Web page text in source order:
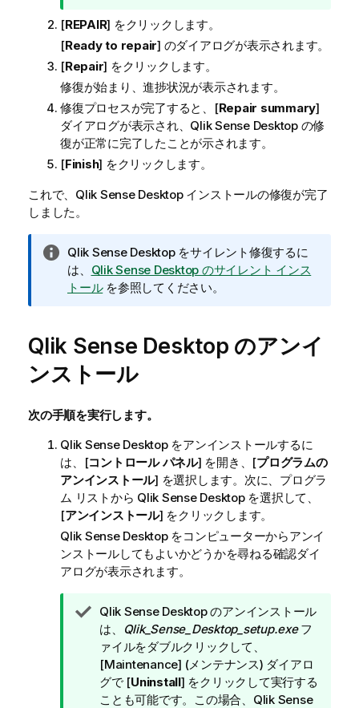
[REPAIR] をクリックします。
[Ready to repair] のダイアログが表示されます。
[Repair] をクリックします。
修復が始まり、進捗状況が表示されます。
修復プロセスが完了すると、[Repair summary]
ダイアログが表示され、 Qlik Sense Desktopの修
復が正常に完了したことが示されます。
[Finish] をクリックします。
これで、 Qlik Sense Desktopインストールの修復が完了
しました。
情
報
メ
Qlik Sense Desktopをサイレント修復するに
は、 Qlik Sense Desktop のサイレント インス
トールを参照してください。
Qlik Sense Desktop のアンイ
ンストール
次の手順を実行します。
Qlik Sense Desktopをアンインストールするに
は、[コントロール パネル] を開き、[プログラムの
アンインストール] を選択します。次に、プログラ
ム リストから Qlik Sense Desktopを選択して、
[アンインストール] をクリックします。
Qlik Sense Desktopをコンピューターからアンイ
ンストールしてもよいかどうかを尋ねる確認ダイ
アログが表示されます。
ヒ
ン
ト
メ
モ
Qlik Sense Desktopのアンインストール
は、
Qlik_Sense_Desktop_setup.exeフ
ァイルをダブルクリックして、
[Maintenance] (メンテナンス) ダイアロ
グで [Uninstall] をクリックして実行する
ことも可能です。この場合、 Qlik Sense